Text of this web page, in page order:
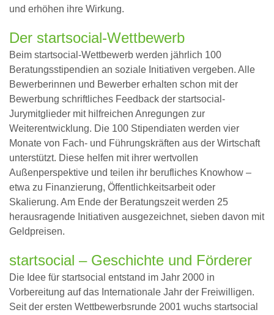
und erhöhen ihre Wirkung.
Der startsocial-Wettbewerb
Beim startsocial-Wettbewerb werden jährlich 100
Beratungsstipendien an soziale Initiativen vergeben. Alle
Bewerberinnen und Bewerber erhalten schon mit der
Bewerbung schriftliches Feedback der startsocial-
Jurymitglieder mit hilfreichen Anregungen zur
Weiterentwicklung. Die 100 Stipendiaten werden vier
Monate von Fach- und Führungskräften aus der Wirtschaft
unterstützt. Diese helfen mit ihrer wertvollen
Außenperspektive und teilen ihr berufliches Knowhow –
etwa zu Finanzierung, Öffentlichkeitsarbeit oder
Skalierung. Am Ende der Beratungszeit werden 25
herausragende Initiativen ausgezeichnet, sieben davon mit
Geldpreisen.
startsocial – Geschichte und Förderer
Die Idee für startsocial entstand im Jahr 2000 in
Vorbereitung auf das Internationale Jahr der Freiwilligen.
Seit der ersten Wettbewerbsrunde 2001 wuchs startsocial